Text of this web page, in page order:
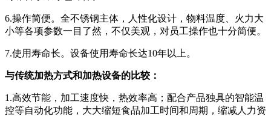
6.操作简便。全不锈钢主体，人性化设计，物料温度、火力大
小等各项参数一目了然，不仅美观，对员工操作也十分简便。
7.使用寿命长。设备使用寿命长达10年以上。
与传统加热方式和加热设备的比较：
1.高效节能，加工速度快，热效率高；配合产品独具的智能温
控等自动化功能，大大缩短食品加工时间和周期，缩减人力资